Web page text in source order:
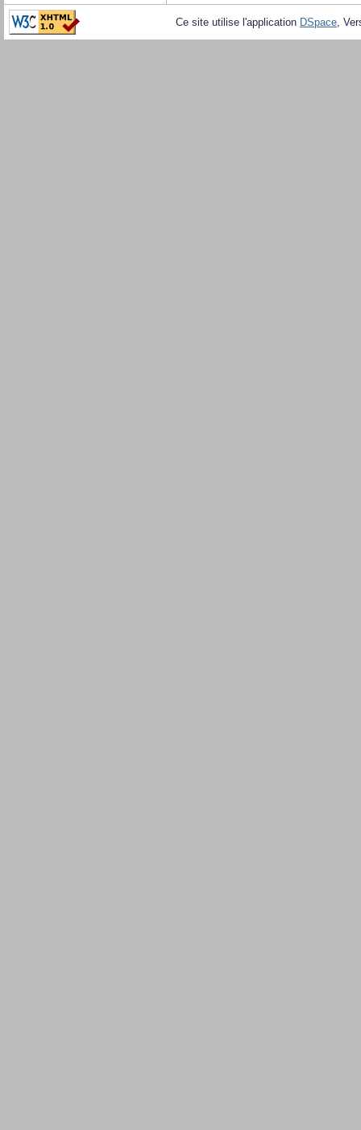
Ce site utilise l'application DSpace,